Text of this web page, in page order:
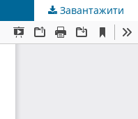
Завантажити